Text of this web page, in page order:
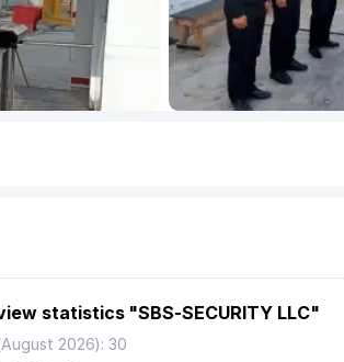
statistics "SBS-SECURITY LLC"
2026): 30